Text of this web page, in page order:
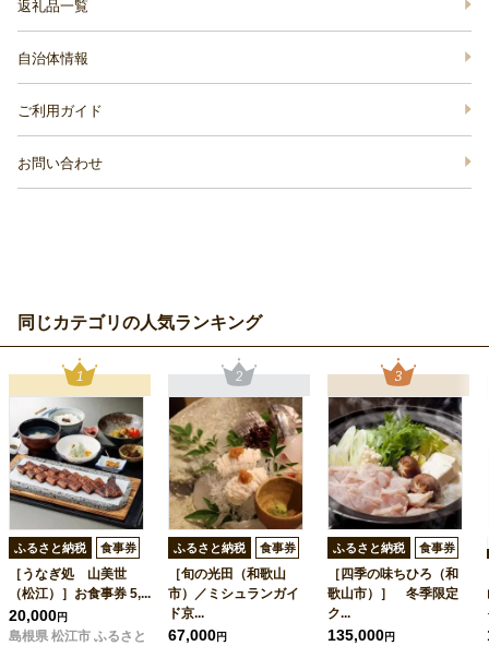
返礼品一覧
自治体情報
ご利用ガイド
お問い合わせ
同じカテゴリの人気ランキング
ふるさと納税 食事券
［うなぎ処 山美世
（松江）］お食事券 5,...
20,000円
島根県 松江市 ふるさと
ふるさと納税 食事券
［旬の光田（和歌山
市）／ミシュランガイ
ド京...
67,000円
ふるさと納税 食事券
［四季の味ちひろ（和
歌山市）］ 冬季限定
ク...
135,000円